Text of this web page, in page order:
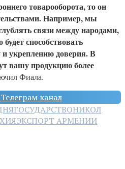
товарооборота, то он
Например, мы
связи между народами,
способствовать
и укреплению доверия. В
вашу продукцию более
Фиала.
канал
ГОСУДАРСТВОНИКОЛ
ЭКСПОРТ АРМЕНИИ